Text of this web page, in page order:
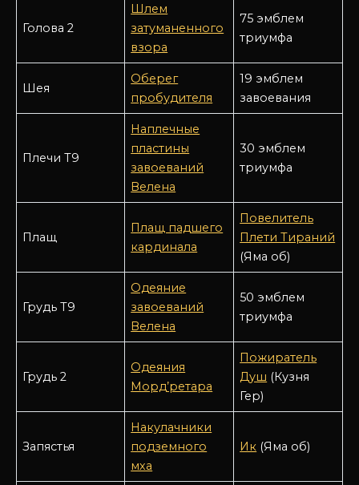
Голова 2
Шлем
затуманенного
взора
75 эмблем
триумфа
Шея
Оберег
пробудителя
19 эмблем
завоевания
Плечи Т9
Наплечные
пластины
завоеваний
Велена
30 эмблем
триумфа
Плащ
Плащ падшего
кардинала
Повелитель
Плети Тираний
(Яма об)
Грудь Т9
Одеяние
завоеваний
Велена
50 эмблем
триумфа
Грудь 2
Одеяния
Морд’ретара
Пожиратель
Душ (Кузня
Гер)
Запястья
Накулачники
подземного
мха
Ик (Яма об)